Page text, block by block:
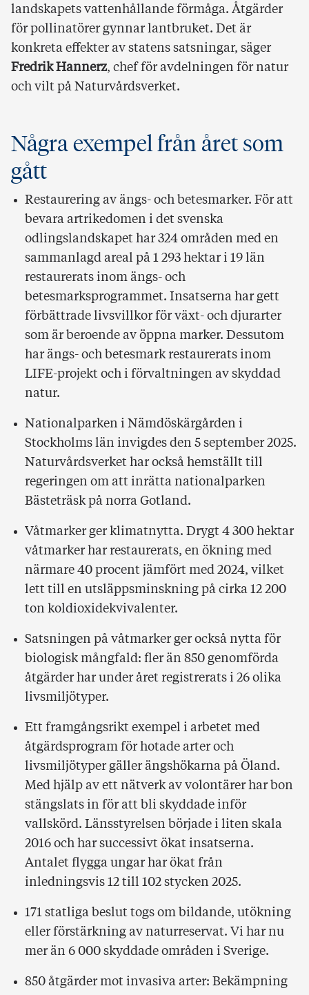
landskapets vattenhållande förmåga. Åtgärder
för pollinatörer gynnar lantbruket. Det är
konkreta effekter av statens satsningar, säger
Fredrik Hannerz, chef för avdelningen för natur
och vilt på Naturvårdsverket.
Några exempel från året som
gått
Restaurering av ängs- och betesmarker. För att
bevara artrikedomen i det svenska
odlingslandskapet har 324 områden med en
sammanlagd areal på 1 293 hektar i 19 län
restaurerats inom ängs- och
betesmarksprogrammet. Insatserna har gett
förbättrade livsvillkor för växt- och djurarter
som är beroende av öppna marker. Dessutom
har ängs- och betesmark restaurerats inom
LIFE-projekt och i förvaltningen av skyddad
natur.
Nationalparken i Nämdöskärgården i
Stockholms län invigdes den 5 september 2025.
Naturvårdsverket har också hemställt till
regeringen om att inrätta nationalparken
Bästeträsk på norra Gotland.
Våtmarker ger klimatnytta. Drygt 4 300 hektar
våtmarker har restaurerats, en ökning med
närmare 40 procent jämfört med 2024, vilket
lett till en utsläppsminskning på cirka 12 200
ton koldioxidekvivalenter.
Satsningen på våtmarker ger också nytta för
biologisk mångfald: fler än 850 genomförda
åtgärder har under året registrerats i 26 olika
livsmiljötyper.
Ett framgångsrikt exempel i arbetet med
åtgärdsprogram för hotade arter och
livsmiljötyper gäller ängshökarna på Öland.
Med hjälp av ett nätverk av volontärer har bon
stängslats in för att bli skyddade inför
vallskörd. Länsstyrelsen började i liten skala
2016 och har successivt ökat insatserna.
Antalet flygga ungar har ökat från
inledningsvis 12 till 102 stycken 2025.
171 statliga beslut togs om bildande, utökning
eller förstärkning av naturreservat. Vi har nu
mer än 6 000 skyddade områden i Sverige.
850 åtgärder mot invasiva arter: Bekämpning